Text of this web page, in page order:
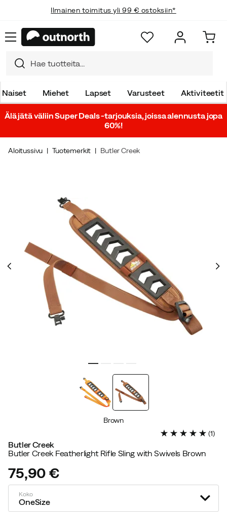
Ilmainen toimitus yli 99 € ostoksiin*
Naiset Miehet Lapset Varusteet Aktiviteetit
Älä jätä väliin Super Deals -tarjouksia, joissa alennusta jopa
60%!
Aloitussivu Tuotemerkit Butler Creek
Brown
(1)
Butler Creek
Butler Creek Featherlight Rifle Sling with Swivels Brown
price
75,90 €
Koko
OneSize